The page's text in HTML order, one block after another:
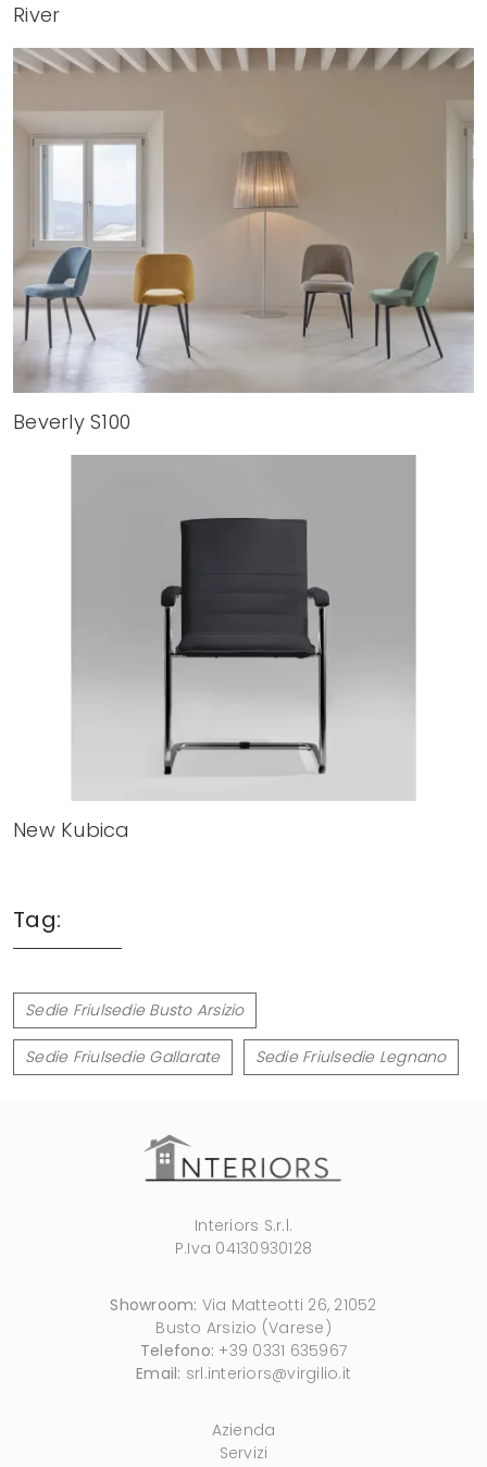
River
Beverly S100
New Kubica
Tag:
Sedie Friulsedie Busto Arsizio
Sedie Friulsedie Gallarate Sedie Friulsedie Legnano
Interiors S.r.l.
P.Iva 04130930128
Showroom: Via Matteotti 26, 21052
Busto Arsizio (Varese)
Telefono: +39 0331 635967
Email: srl.interiors@virgilio.it
Azienda
Servizi